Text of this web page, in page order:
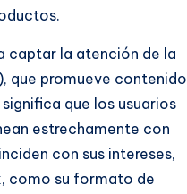
captar la atención de la
que promueve contenido
que los usuarios
estrechamente con
con sus intereses,
como su formato de